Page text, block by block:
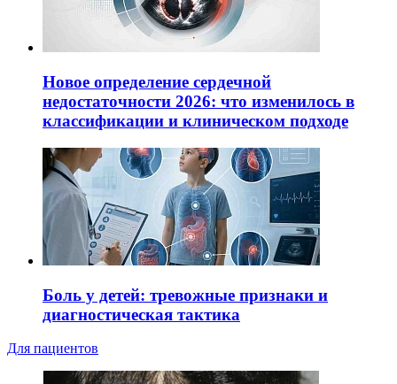
Новое определение сердечной
недостаточности 2026: что изменилось в
классификации и клиническом подходе
Боль у детей: тревожные признаки и
диагностическая тактика
Для пациентов